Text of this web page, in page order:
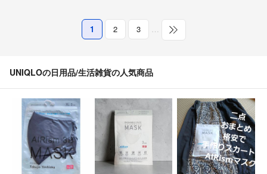
1 2 3 …
UNIQLOの日用品/生活雑貨の人気商品